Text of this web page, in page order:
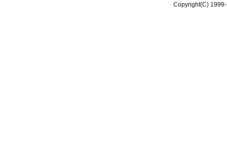
Copyright(C)